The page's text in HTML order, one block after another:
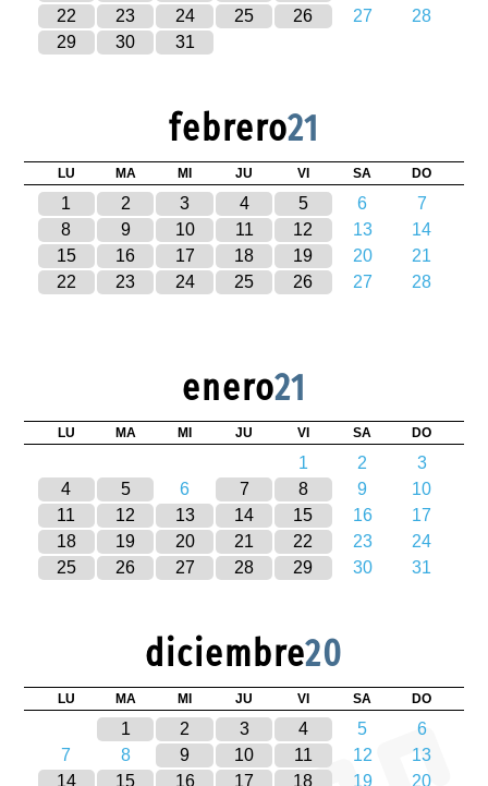
22
23 24 25 26 27
28
29
30 31
febrero21
LU MA MI JU VI SA DO
1 2 3 4 5 6
7
8
9 10 11 12 13
14
15
16 17 18 19 20
21
22
23 24 25 26 27 28
enero21
LU MA MI JU VI SA DO
1 2
3
4
5 6 7 8 9
10
11
12 13 14 15 16
17
18
19 20 21 22 23
24
25
26 27 28 29 30 31
diciembre20
LU MA MI JU VI SA DO
1 2 3 4 5
6
7
8 9 10 11 12
13
14
15 16 17 18 19 20